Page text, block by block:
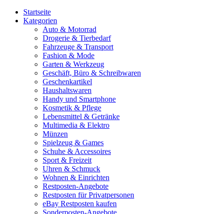
Startseite
Kategorien
Auto & Motorrad
Drogerie & Tierbedarf
Fahrzeuge & Transport
Fashion & Mode
Garten & Werkzeug
Geschäft, Büro & Schreibwaren
Geschenkartikel
Haushaltswaren
Handy und Smartphone
Kosmetik & Pflege
Lebensmittel & Getränke
Multimedia & Elektro
Münzen
Spielzeug & Games
Schuhe & Accessoires
Sport & Freizeit
Uhren & Schmuck
Wohnen & Einrichten
Restposten-Angebote
Restposten für Privatpersonen
eBay Restposten kaufen
Sonderposten-Angebote